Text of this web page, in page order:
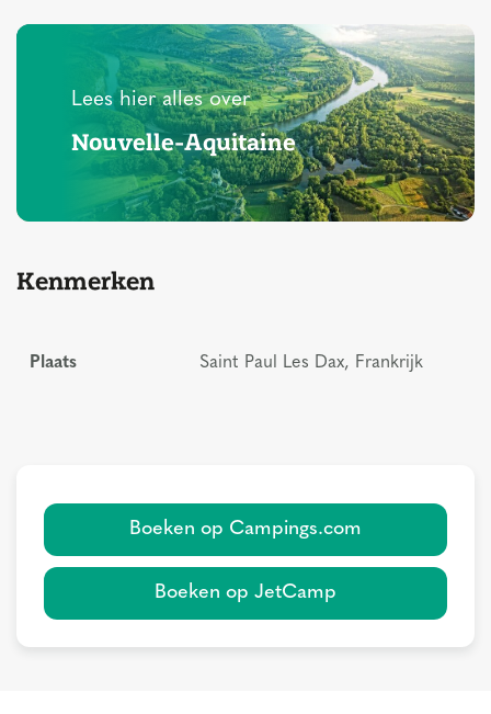
Lees hier alles over
Nouvelle-Aquitaine
Kenmerken
Plaats Saint Paul Les Dax, Frankrijk
Boeken op Campings.com
Boeken op JetCamp